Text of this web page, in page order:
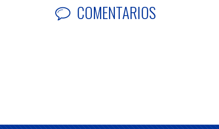
COMENTARIOS